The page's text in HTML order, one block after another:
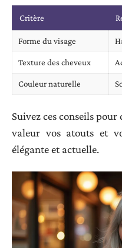
Critère
Forme du visage
Texture des cheveux
Couleur naturelle
Suivez ces conseils
valeur vos atouts et
élégante et actuelle.